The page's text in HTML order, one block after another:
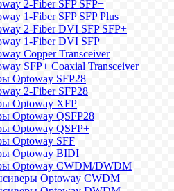
2-Fiber SFP SFP+
1-Fiber SFP SFP Plus
2-Fiber DVI SFP SFP+
1-Fiber DVI SFP
Copper Transceiver
SFP+ Coaxial Transceiver
Optoway SFP28
2-Fiber SFP28
Optoway XFP
Optoway QSFP28
Optoway QSFP+
Optoway SFF
Optoway BIDI
Optoway CWDM/DWDM
Optoway CWDM